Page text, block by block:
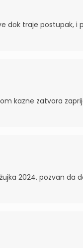
dok traje postupak,
kazne zatvora
2024. pozvan da